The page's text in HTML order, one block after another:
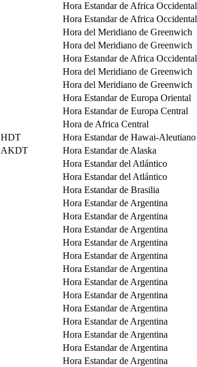
Hora Estandar de Africa Occidental
Hora Estandar de Africa Occidental
Hora del Meridiano de Greenwich
Hora del Meridiano de Greenwich
Hora Estandar de Africa Occidental
Hora del Meridiano de Greenwich
Hora del Meridiano de Greenwich
Hora Estandar de Europa Oriental
Hora Estandar de Europa Central
Hora de Africa Central
HDT Hora Estandar de Hawai-Aleutiano
AKDT Hora Estandar de Alaska
Hora Estandar del Atlántico
Hora Estandar del Atlántico
Hora Estandar de Brasilia
Hora Estandar de Argentina
Hora Estandar de Argentina
Hora Estandar de Argentina
Hora Estandar de Argentina
Hora Estandar de Argentina
Hora Estandar de Argentina
Hora Estandar de Argentina
Hora Estandar de Argentina
Hora Estandar de Argentina
Hora Estandar de Argentina
Hora Estandar de Argentina
Hora Estandar de Argentina
Hora Estandar de Argentina